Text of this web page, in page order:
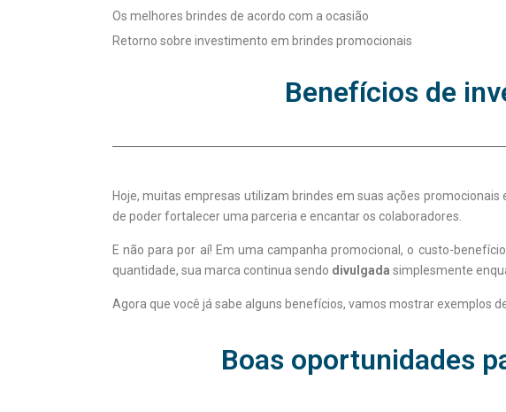
Os melhores brindes de acordo com a ocasião
Retorno sobre investimento em brindes promocionais
Benefícios de
Hoje, muitas empresas utilizam brindes em suas ações
de poder fortalecer uma parceria e encantar os colaboradores.
E não para por aí! Em uma campanha promocional, o custo-
quantidade, sua marca continua sendo divulgada simplesmente
Agora que você já sabe alguns benefícios, vamos mostrar exemplos
Boas oportunidades